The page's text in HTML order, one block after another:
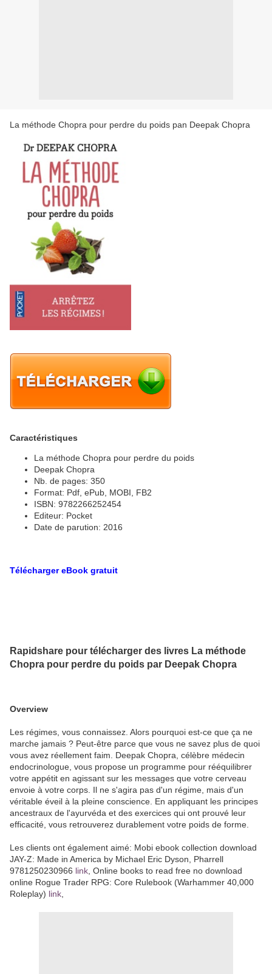
La méthode Chopra pour perdre du poids pan Deepak Chopra
Caractéristiques
La méthode Chopra pour perdre du poids
Deepak Chopra
Nb. de pages: 350
Format: Pdf, ePub, MOBI, FB2
ISBN: 9782266252454
Editeur: Pocket
Date de parution: 2016
Télécharger eBook gratuit
Rapidshare pour télécharger des livres La méthode
Chopra pour perdre du poids par Deepak Chopra
Overview
Les régimes, vous connaissez. Alors pourquoi est-ce que ça ne
marche jamais ? Peut-être parce que vous ne savez plus de quoi
vous avez réellement faim. Deepak Chopra, célèbre médecin
endocrinologue, vous propose un programme pour rééquilibrer
votre appétit en agissant sur les messages que votre cerveau
envoie à votre corps. Il ne s'agira pas d'un régime, mais d'un
véritable éveil à la pleine conscience. En appliquant les principes
ancestraux de l'ayurvéda et des exercices qui ont prouvé leur
efficacité, vous retrouverez durablement votre poids de forme.
Les clients ont également aimé: Mobi ebook collection download
JAY-Z: Made in America by Michael Eric Dyson, Pharrell
9781250230966 link , Online books to read free no download
online Rogue Trader RPG: Core Rulebook (Warhammer 40,000
Roleplay) link